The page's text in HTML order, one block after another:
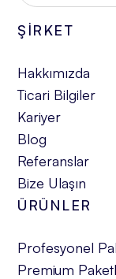
ŞİRKET
Hakkımızda
Ticari Bilgiler
Kariyer
Blog
Referanslar
Bize Ulaşın
ÜRÜNLER
Profesyonel
Premium